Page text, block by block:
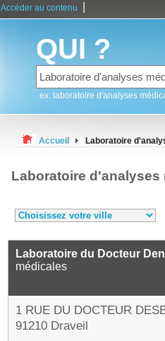
Accéder au contenu
QUI ?
ex: laboratoire d'analyses
Accueil Laboratoire
Laboratoire d'analyses
Laboratoire du Docteur
médicales
1 RUE DU DOCTEUR
91210 Draveil